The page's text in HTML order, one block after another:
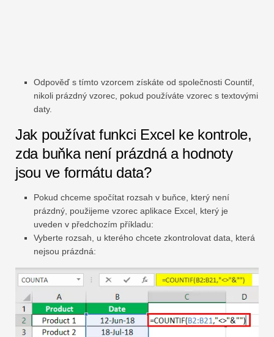
Odpověď s tímto vzorcem získáte od společnosti Countif,
nikoli prázdný vzorec, pokud používáte vzorec s textovými
daty.
Jak používat funkci Excel ke kontrole,
zda buňka není prázdná a hodnoty
jsou ve formátu data?
Pokud chceme spočítat rozsah v buňce, který není
prázdný, použijeme vzorec aplikace Excel, který je
uveden v předchozím příkladu:
Vyberte rozsah, u kterého chcete zkontrolovat data, která
nejsou prázdná: